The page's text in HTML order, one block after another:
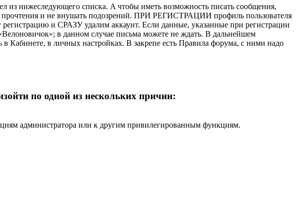
из нижеследующего списка. A чтобы иметь возможность писать сообщения,
и не внушать подозрений. ПРИ РЕГИСТРАЦИИ профиль пользователя
и СРАЗУ удалим аккаунт. Если данные, указанные при регистрации
в данном случае письма можете не ждать. В дальнейшем
Кабинете, в личных настройках. В закрепе есть Правила форума, с ними надо
по одной из нескольких причин:
администратора или к другим привилегированным функциям.